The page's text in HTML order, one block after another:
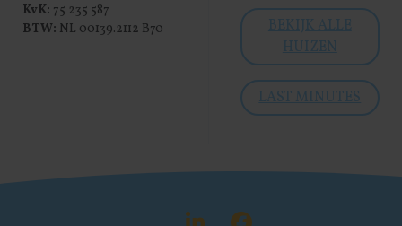
KvK: 75 235 587
BTW: NL 00139.2112 B70
BEKIJK ALLE
HUIZEN
LAST MINUTES
Visit LinkedIn
Visit